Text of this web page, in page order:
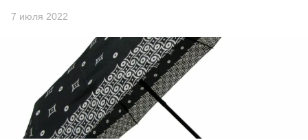
7 июля 2022